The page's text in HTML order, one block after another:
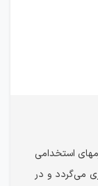
استخدامی
می‌گردد و در